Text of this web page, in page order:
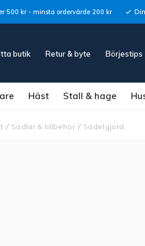
500 kr - minsta ordervärde 200 kr
butik Retur & byte Börjestips
Häst Stall & hage
Sadlar & tillbehör Sadelgjord